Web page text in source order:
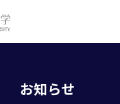
お知らせ